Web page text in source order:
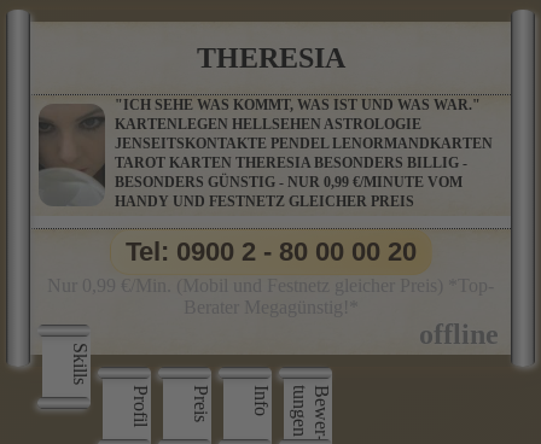
THERESIA
"ICH SEHE WAS KOMMT, WAS IST UND WAS WAR."
KARTENLEGEN HELLSEHEN ASTROLOGIE
JENSEITSKONTAKTE PENDEL LENORMANDKARTEN
TAROT KARTEN THERESIA BESONDERS BILLIG -
BESONDERS GÜNSTIG - NUR 0,99 €/MINUTE VOM
HANDY UND FESTNETZ GLEICHER PREIS
Skills
Profil
Preis Info B
e
w
e
r
­
t
u
n
g
e
n
Tel: 0900 2 - 80 00 00 20